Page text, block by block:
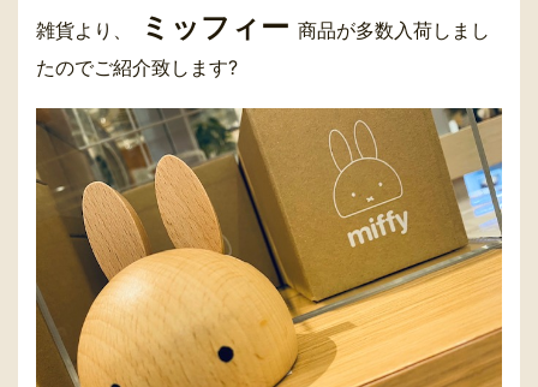
雑貨より、 ミッフィー 商品が多数入荷しまし
たのでご紹介致します?